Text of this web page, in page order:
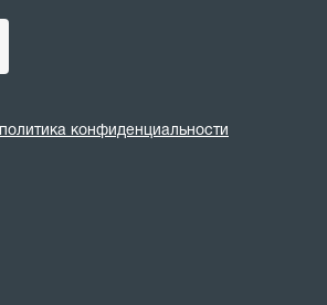
политика конфиденциальности